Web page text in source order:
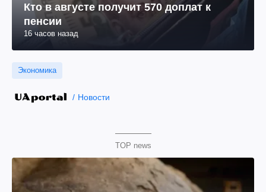
Кто в августе получит 570 доплат к
пенсии
16 часов назад
Экономика
Новости
TOP news